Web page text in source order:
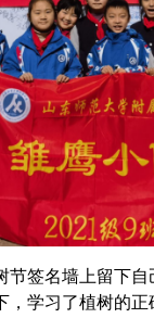
签名墙上留下自
，学习了植树的